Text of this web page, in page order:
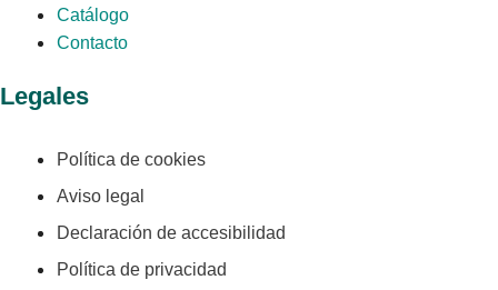
Catálogo
Contacto
Legales
Política de cookies
Aviso legal
Declaración de accesibilidad
Política de privacidad